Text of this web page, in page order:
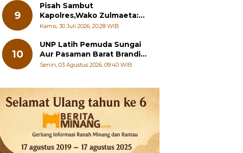
Kesehatan
9
Pisah Sambut
Kapolres,Wako Zulmaeta:
Sinergi Pemko dan Polres
Pembangunan
Kamis, 30 Juli 2026, 20:28 WIB
10
UNP Latih Pemuda Sungai
Aur Pasaman Barat Branding
Wisata Beringin
Senin, 03 Agustus 2026, 09:40 WIB